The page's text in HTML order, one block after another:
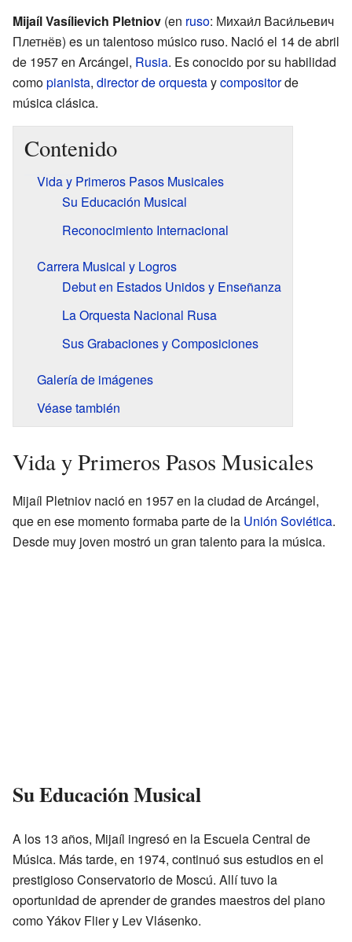
Mijaíl Vasílievich Pletniov (en ruso: Михаи́л Васи́льевич
Плетнёв) es un talentoso músico ruso. Nació el 14 de abril
de 1957 en Arcángel, Rusia. Es conocido por su habilidad
comopianista, director de orquestaycompositorde
música clásica.
Contenido
Vida y Primeros Pasos Musicales
Su Educación Musical
Reconocimiento Internacional
Carrera Musical y Logros
Debut en Estados Unidos y Enseñanza
La Orquesta Nacional Rusa
Sus Grabaciones y Composiciones
Galería de imágenes
Véase también
Vida y Primeros Pasos Musicales
Mijaíl Pletniov nació en 1957 en la ciudad de Arcángel,
que en ese momento formaba parte de la Unión Soviética.
Desde muy joven mostró un gran talento para la música.
Su Educación Musical
A los 13 años, Mijaíl ingresó en la Escuela Central de
Música. Más tarde, en 1974, continuó sus estudios en el
prestigioso Conservatorio de Moscú. Allí tuvo la
oportunidad de aprender de grandes maestros del piano
como Yákov Flier y Lev Vlásenko.